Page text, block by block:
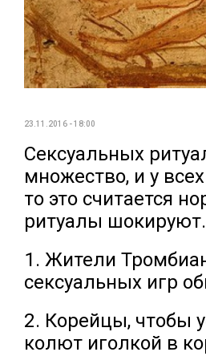
23.11.2016 - 18:00
Сексуальных
множество, и у
то это считается
ритуалы шокируют.
1. Жители
сексуальных игр
2. Корейцы, чтобы
колют иголкой в